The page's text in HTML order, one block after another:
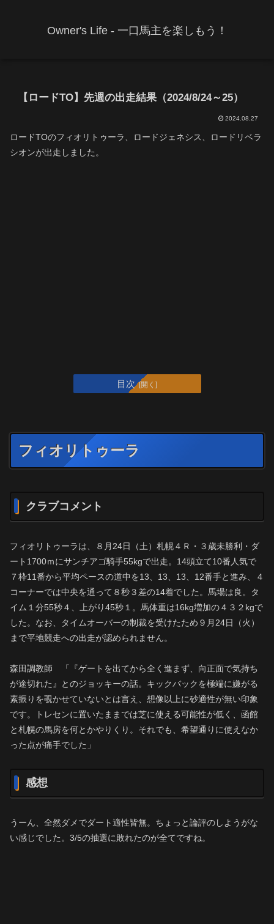
Owner's Life - 一口馬主を楽しもう！
【ロードTO】先週の出走結果（2024/8/24～25）
2024.08.27
ロードTOのフィオリトゥーラ、ロードジェネシス、ロードリベラ
シオンが出走しました。
目次
フィオリトゥーラ
クラブコメント
フィオリトゥーラは、８月24日（土）札幌４Ｒ・３歳未勝利・ダ
ート1700ｍにサンチアゴ騎手55kgで出走。14頭立て10番人気で
７枠11番から平均ペースの道中を13、13、13、12番手と進み、４
コーナーでは中央を通って８秒３差の14着でした。馬場は良。タ
イム１分55秒４、上がり45秒１。馬体重は16kg増加の４３２kgで
した。なお、タイムオーバーの制裁を受けたため９月24日（火）
まで平地競走への出走が認められません。
森田調教師 「『ゲートを出てから全く進まず、向正面で気持ち
が途切れた』とのジョッキーの話。キックバックを極端に嫌がる
素振りを覗かせていないとは言え、想像以上に砂適性が無い印象
です。トレセンに置いたままでは芝に使える可能性が低く、函館
と札幌の馬房を何とかやりくり。それでも、希望通りに使えなか
った点が痛手でした」
感想
うーん、全然ダメでダート適性皆無。ちょっと論評のしようがな
い感じでした。3/5の抽選に敗れたのが全てですね。